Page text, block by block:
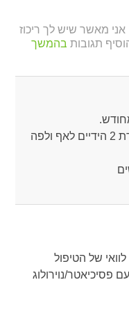
תגובות לרשימה ”מקשיבים, חלק 3: אני מאשר שיש לך ריכוז
תגובות בהמשך
הוא התחיל לעשות טיקים של הצמדת 2 הידיים לאף ולפה
של הטיפול
פסיכיאטר/נוירולוג